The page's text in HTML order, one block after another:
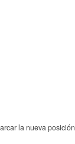
la nueva posición